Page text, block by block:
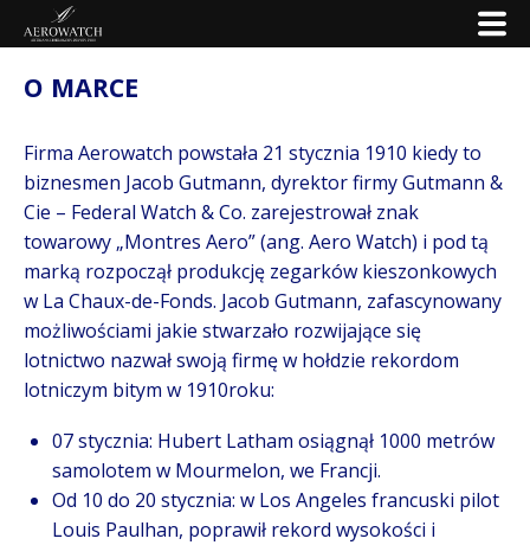
O MARCE
Firma Aerowatch powstała 21 stycznia 1910 kiedy to
biznesmen Jacob Gutmann, dyrektor firmy Gutmann &
Cie – Federal Watch & Co. zarejestrował znak
towarowy „Montres Aero” (ang. Aero Watch) i pod tą
marką rozpoczął produkcję zegarków kieszonkowych
w La Chaux-de-Fonds. Jacob Gutmann, zafascynowany
możliwościami jakie stwarzało rozwijające się
lotnictwo nazwał swoją firmę w hołdzie rekordom
lotniczym bitym w 1910roku:
07 stycznia: Hubert Latham osiągnął 1000 metrów
samolotem w Mourmelon, we Francji.
Od 10 do 20 stycznia: w Los Angeles francuski pilot
Louis Paulhan, poprawił rekord wysokości i